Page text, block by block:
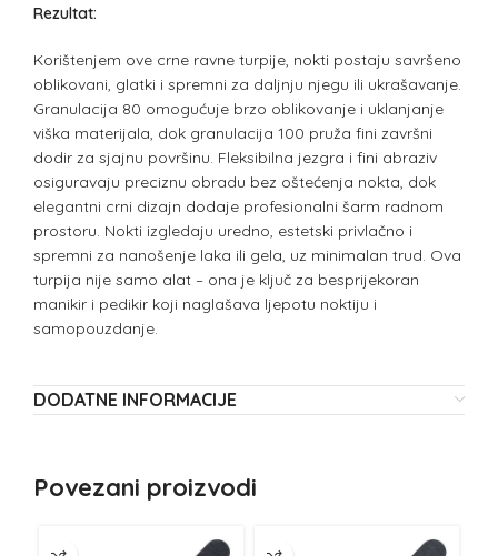
Rezultat:
Korištenjem ove crne ravne turpije, nokti postaju savršeno
oblikovani, glatki i spremni za daljnju njegu ili ukrašavanje.
Granulacija 80 omogućuje brzo oblikovanje i uklanjanje
viška materijala, dok granulacija 100 pruža fini završni
dodir za sjajnu površinu. Fleksibilna jezgra i fini abraziv
osiguravaju preciznu obradu bez oštećenja nokta, dok
elegantni crni dizajn dodaje profesionalni šarm radnom
prostoru. Nokti izgledaju uredno, estetski privlačno i
spremni za nanošenje laka ili gela, uz minimalan trud. Ova
turpija nije samo alat – ona je ključ za besprijekoran
manikir i pedikir koji naglašava ljepotu noktiju i
samopouzdanje.
DODATNE INFORMACIJE
Povezani proizvodi